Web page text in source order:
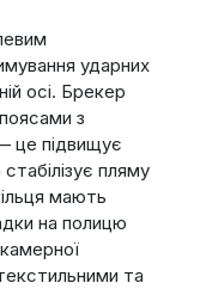
ударних
осі. Брекер
з
це підвищує
пляму
мають
на полицю
та